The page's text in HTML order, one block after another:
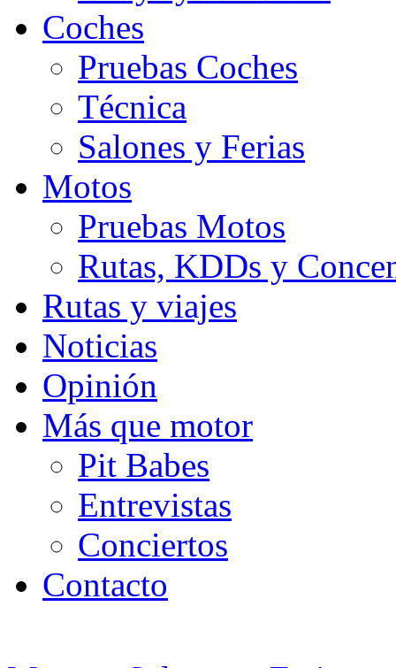
Coches
Pruebas Coches
Técnica
Salones y Ferias
Motos
Pruebas Motos
Rutas, KDDs y
Rutas y viajes
Noticias
Opinión
Más que motor
Pit Babes
Entrevistas
Conciertos
Contacto